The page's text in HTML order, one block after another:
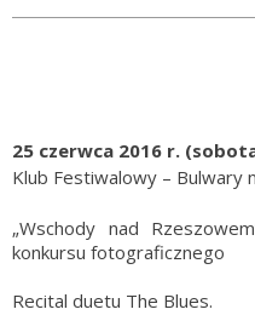
25 czerwca 2016 r.
Klub Festiwalowy – Bulwary
„Wschody nad
konkursu fotograficznego
Recital duetu The Blues.